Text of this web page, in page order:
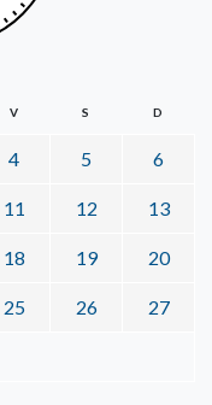
V S D
4 5 6
11 12 13
18 19 20
25 26 27